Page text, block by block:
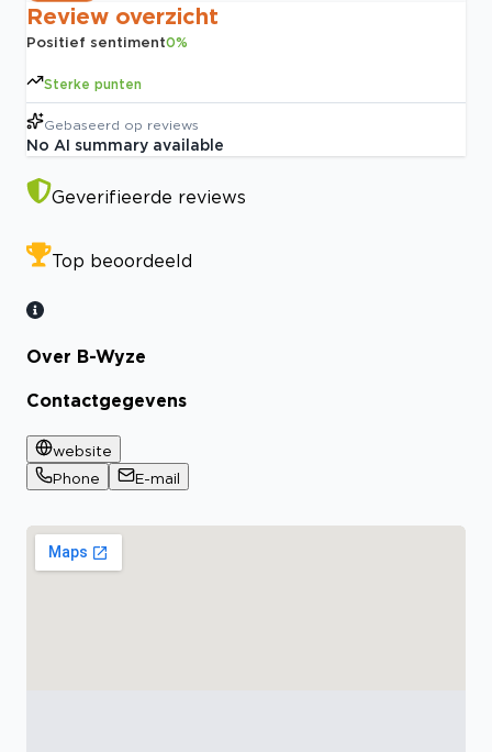
Review overzicht
Positief sentiment0%
Sterke punten
Gebaseerd op reviews
No AI summary available
Geverifieerde reviews
Top beoordeeld
Over B-Wyze
Contactgegevens
website
Phone
E-mail